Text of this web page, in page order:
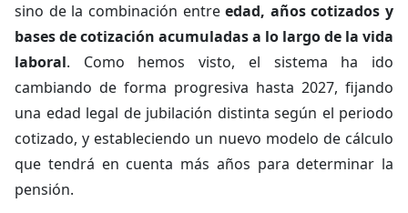
sino de la combinación entreedad, años cotizados y
bases de cotización acumuladas a lo largo de la vida
laboral. Como hemos visto, el sistema ha ido
cambiando de forma progresiva hasta 2027, fijando
una edad legal de jubilación distinta según el periodo
cotizado, y estableciendo un nuevo modelo de cálculo
que tendrá en cuenta más años para determinar la
pensión.